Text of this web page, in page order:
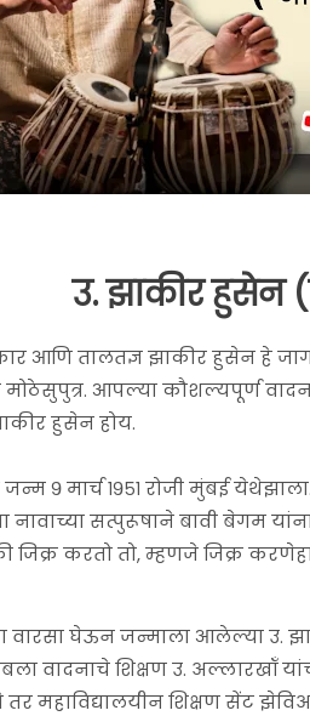
उ. झाकीर हुसेन
आणि तालतज्ञ झाकीर हुसेन हे
मोठेसुपुत्र. आपल्या कौशल्यपूर्ण
हुसेन होय.
९ मार्च १९५१ रोजी मुंबई
नावाच्या सत्पुरूषाने बावी बेगम
जिक्र करतो तो, म्हणजे जिक्र
वारसा घेऊन जन्माला आलेल्या उ.
वादनाचे शिक्षण उ. अल्लारखॉं
महाविद्यालयीन शिक्षण सेंट